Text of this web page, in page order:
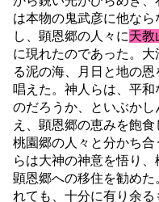
は本物の鬼武彦に他な
し、顕恩郷の人々に天教
に現れたのであった。
る泥の海、月日と地の
唱えた。神人らは、平
のだろうか、といぶか
え、顕恩郷の恵みを飽
桃園郷の人々と分かち
らは大神の神意を悟り
顕恩郷への移住を勧め
れても、十分に有り余